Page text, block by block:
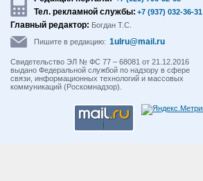
Тел. рекламной службы: +7 (937) 032-36-31
Главный редактор: Богдан Т.С.
Пишите в редакцию: 1ulru@mail.ru
Свидетельство ЭЛ № ФС 77 – 68081 от 21.12.2016
выдано Федеральной службой по надзору в сфере
связи, информационных технологий и массовых
коммуникаций (Роскомнадзор).